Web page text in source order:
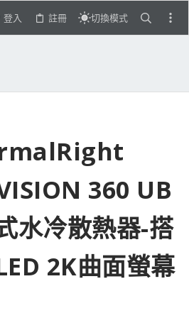
登入 註冊 切換模式
360 UB
水冷散熱器-搭
2K曲面螢幕